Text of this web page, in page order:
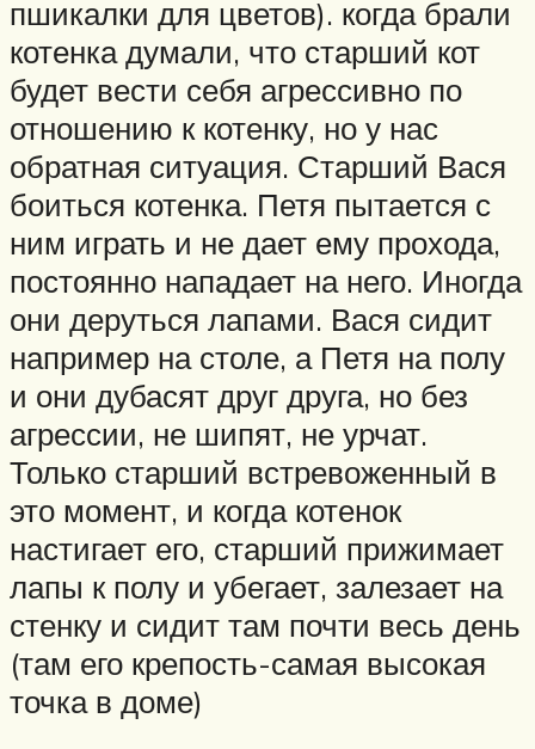
пшикалки для цветов). когда брали
котенка думали, что старший кот
будет вести себя агрессивно по
отношению к котенку, но у нас
обратная ситуация. Старший Вася
боиться котенка. Петя пытается с
ним играть и не дает ему прохода,
постоянно нападает на него. Иногда
они деруться лапами. Вася сидит
например на столе, а Петя на полу
и они дубасят друг друга, но без
агрессии, не шипят, не урчат.
Только старший встревоженный в
это момент, и когда котенок
настигает его, старший прижимает
лапы к полу и убегает, залезает на
стенку и сидит там почти весь день
(там его крепость-самая высокая
точка в доме)